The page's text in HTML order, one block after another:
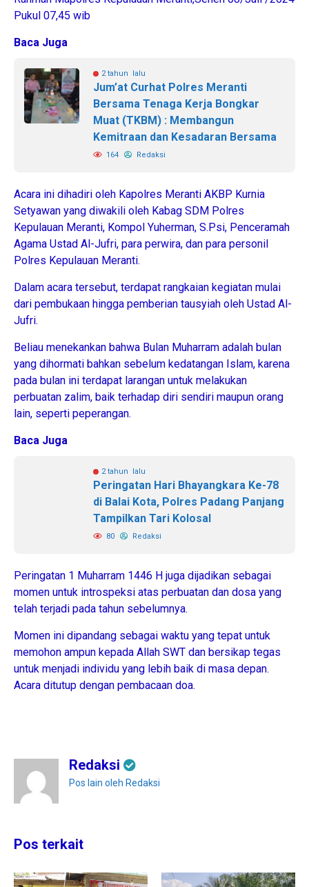
Pukul 07,45 wib
Baca Juga
2 tahun lalu
Jum’at Curhat Polres Meranti
Bersama Tenaga Kerja Bongkar
Muat (TKBM) : Membangun
Kemitraan dan Kesadaran Bersama
164 Redaksi
Acara ini dihadiri oleh Kapolres Meranti AKBP Kurnia
Setyawan yang diwakili oleh Kabag SDM Polres
Kepulauan Meranti, Kompol Yuherman, S.Psi, Penceramah
Agama Ustad Al-Jufri, para perwira, dan para personil
Polres Kepulauan Meranti.
Dalam acara tersebut, terdapat rangkaian kegiatan mulai
dari pembukaan hingga pemberian tausyiah oleh Ustad Al-
Jufri.
Beliau menekankan bahwa Bulan Muharram adalah bulan
yang dihormati bahkan sebelum kedatangan Islam, karena
pada bulan ini terdapat larangan untuk melakukan
perbuatan zalim, baik terhadap diri sendiri maupun orang
lain, seperti peperangan.
Baca Juga
2 tahun lalu
Peringatan Hari Bhayangkara Ke-78
di Balai Kota, Polres Padang Panjang
Tampilkan Tari Kolosal
80 Redaksi
Peringatan 1 Muharram 1446 H juga dijadikan sebagai
momen untuk introspeksi atas perbuatan dan dosa yang
telah terjadi pada tahun sebelumnya.
Momen ini dipandang sebagai waktu yang tepat untuk
memohon ampun kepada Allah SWT dan bersikap tegas
untuk menjadi individu yang lebih baik di masa depan.
Acara ditutup dengan pembacaan doa.
Redaksi
Pos lain oleh Redaksi
Pos terkait